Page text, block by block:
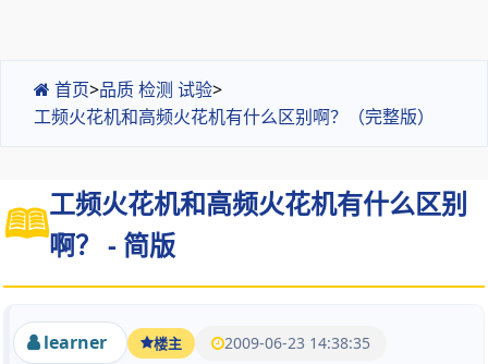
首页>品质 检测 试验>
工频火花机和高频火花机有什么区别啊？（完整版）
工频火花机和高频火花机有什么区别
啊？ - 简版
learner 楼主 2009-06-23 14:38:35